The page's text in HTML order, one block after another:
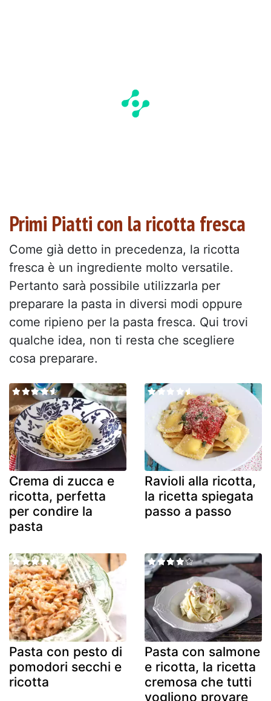
Primi Piatti con la ricotta fresca
Come già detto in precedenza, la ricotta
fresca è un ingrediente molto versatile.
Pertanto sarà possibile utilizzarla per
preparare la pasta in diversi modi oppure
come ripieno per la pasta fresca. Qui trovi
qualche idea, non ti resta che scegliere
cosa preparare.
Crema di zucca e
ricotta, perfetta
per condire la
pasta
Ravioli alla ricotta,
la ricetta spiegata
passo a passo
Pasta con pesto di
pomodori secchi e
ricotta
Pasta con salmone
e ricotta, la ricetta
cremosa che tutti
vogliono provare